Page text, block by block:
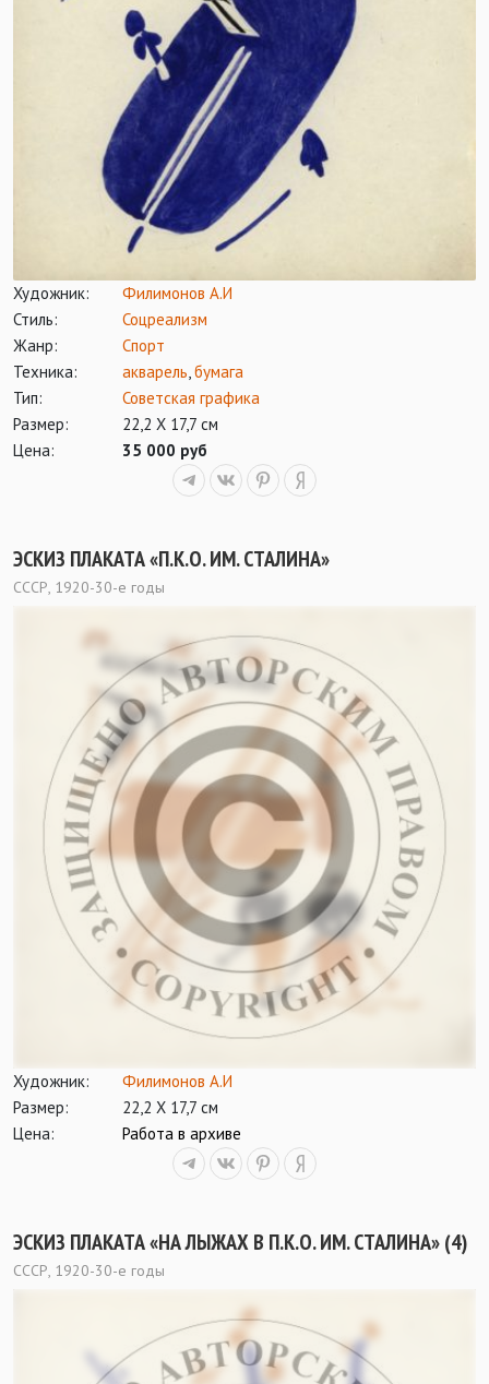
Художник:
Филимонов А.И
Стиль:
Соцреализм
Жанр:
Спорт
Техника:
акварель,бумага
Тип:
Советская графика
Размер:
22,2 Х 17,7 см
Цена:
35 000 руб
ЭСКИЗ ПЛАКАТА «П.К.О. ИМ. СТАЛИНА»
СССР, 1920-30-е годы
Художник:
Филимонов А.И
Размер:
22,2 Х 17,7 см
Цена:
Работа в архиве
ЭСКИЗ ПЛАКАТА «НА ЛЫЖАХ В П.К.О. ИМ. СТАЛИНА» (4)
СССР, 1920-30-е годы